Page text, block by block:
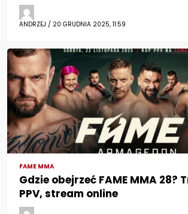
ANDRZEJ / 20 GRUDNIA 2025, 11:59
FAME MMA
Gdzie obejrzeć FAME MMA 28?
PPV, stream online